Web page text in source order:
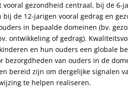
vooral gezondheid centraal, bij de 6-
bij de 12-jarigen vooral gedrag en
in bepaalde domeinen (bv.
ontwikkeling of gedrag).
en hun ouders een globale
bezorgdheden van ouders in de
bereid zijn om dergelijke signalen
te helpen realiseren.